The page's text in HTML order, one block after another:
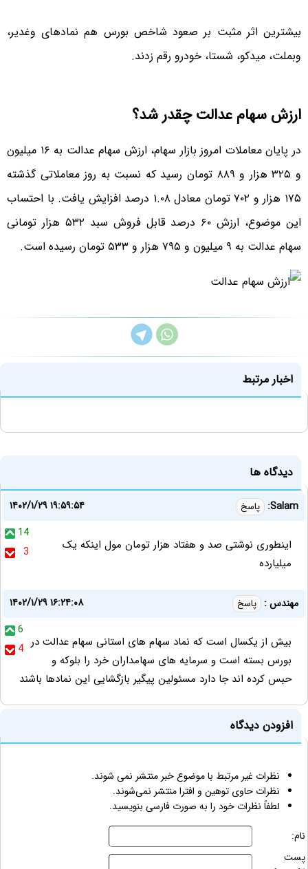
بیشترین اثر مثبت بر صعود شاخص بورس هم نماد‌های وغدیر،
وبملت، میدکو، شستا، خودرو رقم زدند.
ارزش سهام عدالت چقدر شد؟
در پایان معاملات امروز بازار سهام، ارزش سهام عدالت به ۱۶ میلیون
و ۳۲۵ هزار و ۸۸۹ تومان رسید که نسبت به روز معاملاتی گذشته
۱۷۵ هزار و ۷۰۲ تومان معادل ۱.۰۸ درصد افزایش یافت. با احتساب
این موضوع، ارزش ۶۰ درصد قابل فروش سبد ۵۳۲ هزار تومانی
سهام عدالت به ۹ میلیون و ۷۹۵ هزار و ۵۳۳ تومان رسیده است.
اخبار مرتبط
دیدگاه ها
Salam: پاسخ
۱۴۰۲/۱/۲۹ ۱۹:۵۹:۵۴
14
3
اینطوری نوشتی صد و هفتاد هزار تومان مول اینکه یک
میلیارده
مهندس : پاسخ
۱۴۰۲/۱/۲۹ ۱۶:۲۴:۰۸
6
4 بیش از یکسال است که نماد سهام های استانی سهام عدالت در
بورس بسته است و سرمایه های سهامداران خرد را بلوکه و
حبس کرده اند جا دارد مسئولین پیگیر بازگشایی این نمادها باشند
افزودن دیدگاه
نظرات غیر مرتبط با موضوع خبر منتشر نمی شوند.
نظرات حاوی توهین و افترا منتشر نمی‌شوند.
لطفاً نظرات خود را به صورت فارسی بنویسید.
نام:
پست